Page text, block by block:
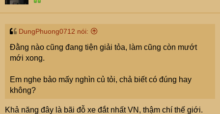
DungPhuong0712 nói:
Đằng nào cũng đang tiện giải tỏa, làm cũng còn mướt
mới xong.
Em nghe bảo mấy nghìn củ tỏi, chả biết có đúng hay
không?
Khả năng đây là bãi đỗ xe đắt nhất VN, thậm chí thế giới.